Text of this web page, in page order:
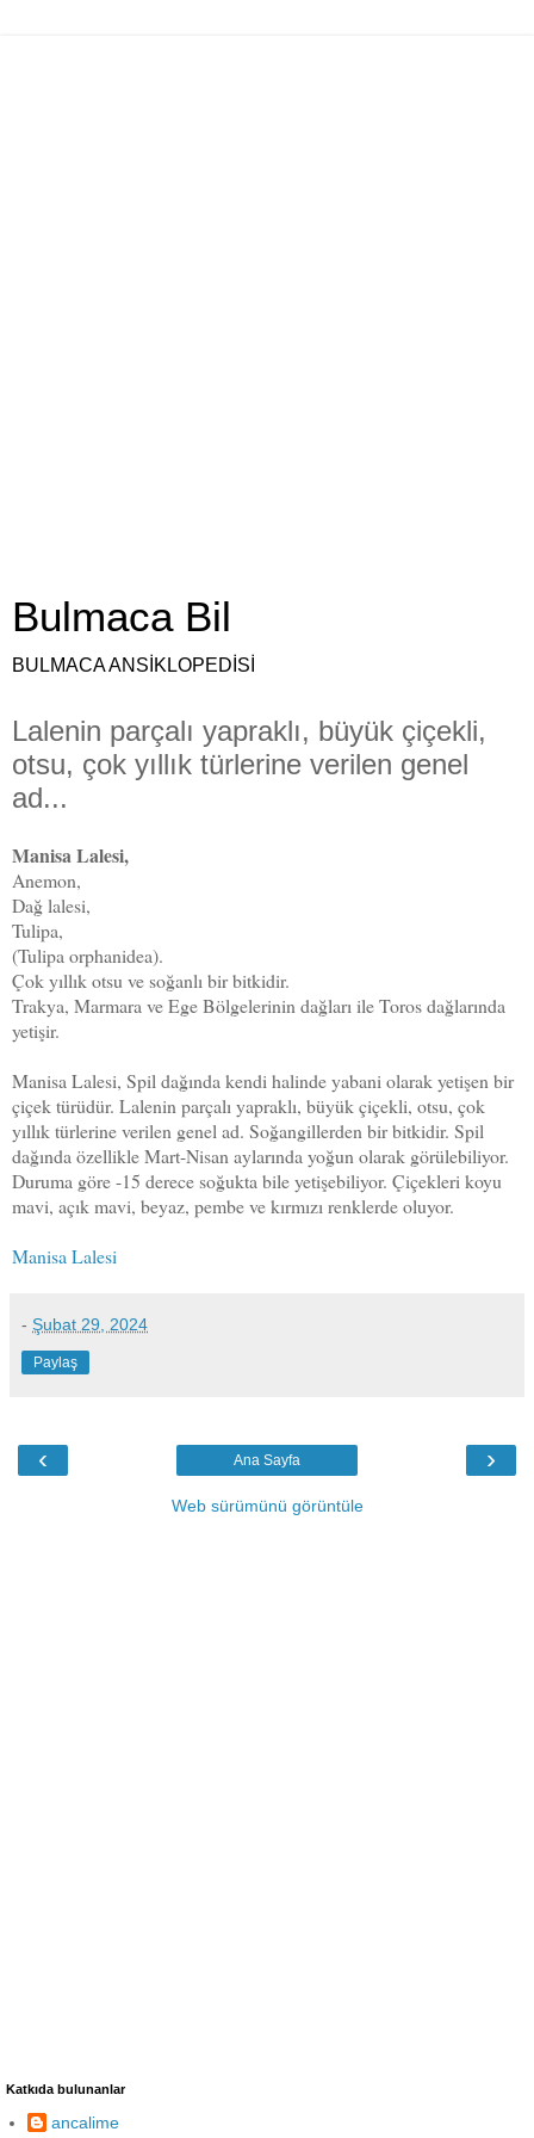
Bulmaca Bil
BULMACA ANSİKLOPEDİSİ
Lalenin parçalı yapraklı, büyük çiçekli,
otsu, çok yıllık türlerine verilen genel
ad...
Manisa Lalesi,
Anemon,
Dağ lalesi,
Tulipa,
(Tulipa orphanidea).
Çok yıllık otsu ve soğanlı bir bitkidir.
Trakya, Marmara ve Ege Bölgelerinin dağları ile Toros dağlarında
yetişir.
Manisa Lalesi, Spil dağında kendi halinde yabani olarak yetişen bir
çiçek türüdür. Lalenin parçalı yapraklı, büyük çiçekli, otsu, çok
yıllık türlerine verilen genel ad. Soğangillerden bir bitkidir. Spil
dağında özellikle Mart-Nisan aylarında yoğun olarak görülebiliyor.
Duruma göre -15 derece soğukta bile yetişebiliyor. Çiçekleri koyu
mavi, açık mavi, beyaz, pembe ve kırmızı renklerde oluyor.
Manisa Lalesi
- Şubat 29, 2024
Paylaş
‹ ›
Ana Sayfa
Web sürümünü görüntüle
Katkıda bulunanlar
ancalime